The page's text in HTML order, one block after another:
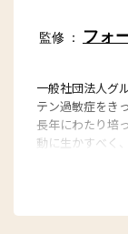
監修 ：
フォ
一般社団法人グ
テン過敏症をき
長年にわたり培
動に生かすべく
『２週間、小麦